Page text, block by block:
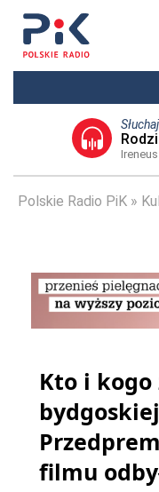
Polskie Radio PiK
Kto i kogo
filmu